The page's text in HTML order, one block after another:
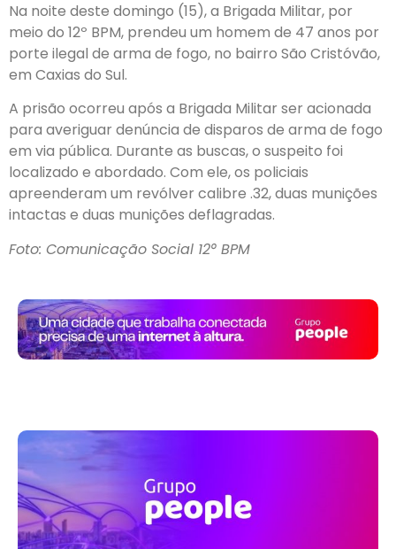
Na noite deste domingo (15), a Brigada Militar, por
meio do 12º BPM, prendeu um homem de 47 anos por
porte ilegal de arma de fogo, no bairro São Cristóvão,
em Caxias do Sul.
A prisão ocorreu após a Brigada Militar ser acionada
para averiguar denúncia de disparos de arma de fogo
em via pública. Durante as buscas, o suspeito foi
localizado e abordado. Com ele, os policiais
apreenderam um revólver calibre .32, duas munições
intactas e duas munições deflagradas.
Foto: Comunicação Social 12° BPM